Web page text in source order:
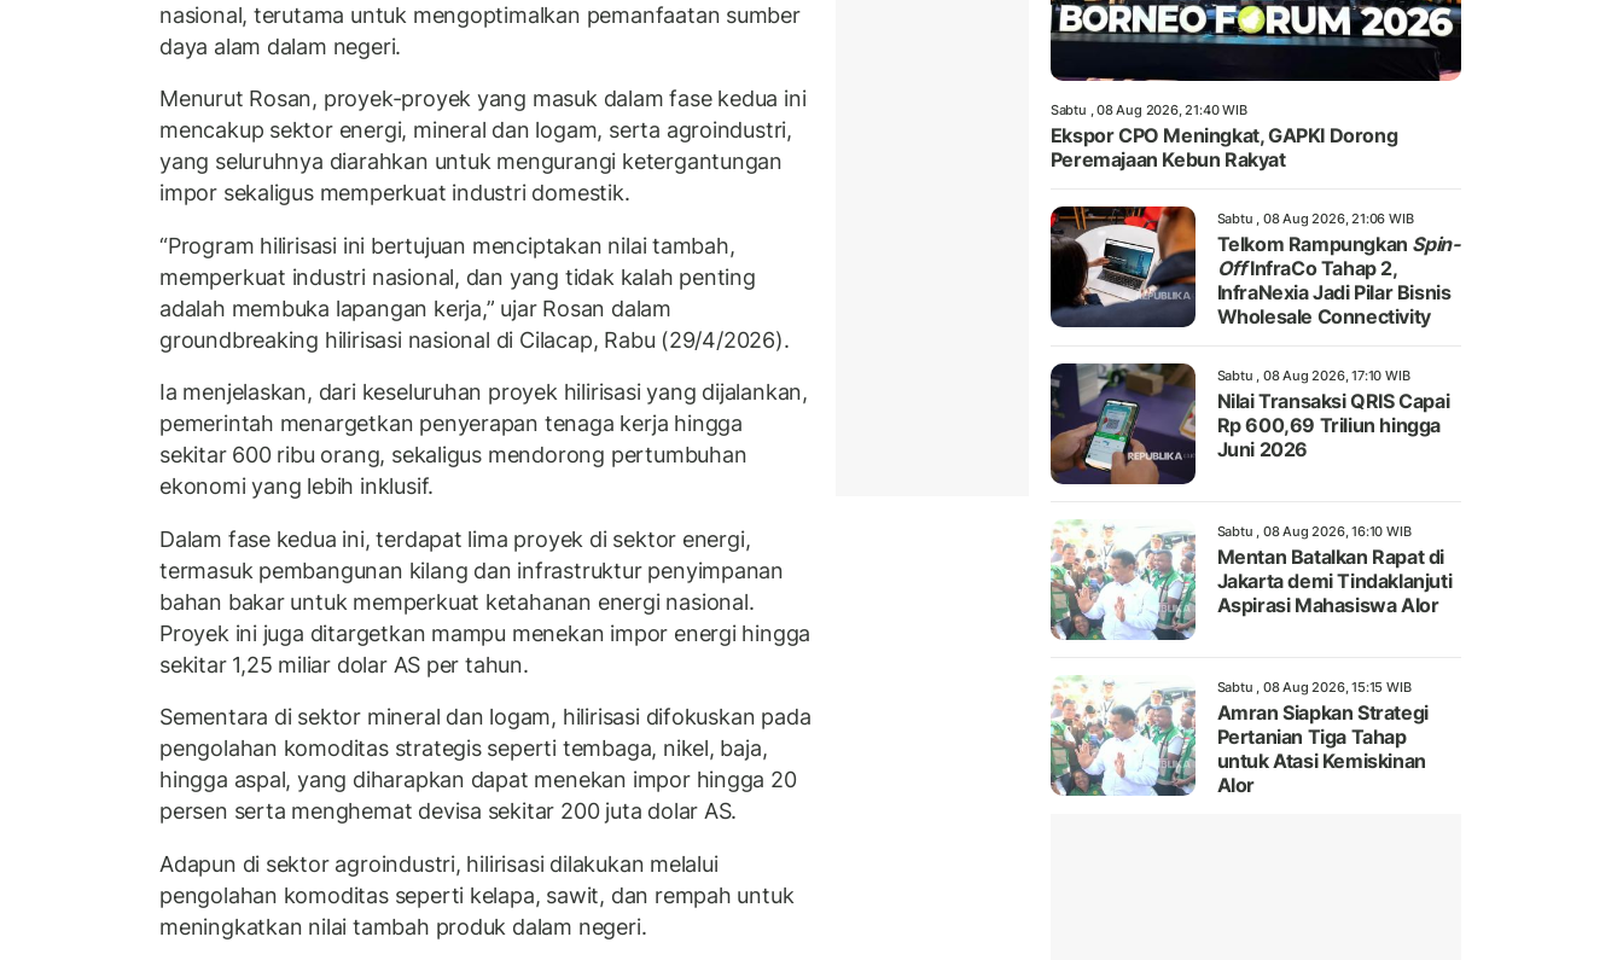
nasional, terutama untuk mengoptimalkan pemanfaatan sumber
daya alam dalam negeri.
Menurut Rosan, proyek-proyek yang masuk dalam fase kedua ini
mencakup sektor energi, mineral dan logam, serta agroindustri,
yang seluruhnya diarahkan untuk mengurangi ketergantungan
impor sekaligus memperkuat industri domestik.
“Program hilirisasi ini bertujuan menciptakan nilai tambah,
memperkuat industri nasional, dan yang tidak kalah penting
adalah membuka lapangan kerja,” ujar Rosan dalam
groundbreaking hilirisasi nasional di Cilacap, Rabu (29/4/2026).
Ia menjelaskan, dari keseluruhan proyek hilirisasi yang dijalankan,
pemerintah menargetkan penyerapan tenaga kerja hingga
sekitar 600 ribu orang, sekaligus mendorong pertumbuhan
ekonomi yang lebih inklusif.
Dalam fase kedua ini, terdapat lima proyek di sektor energi,
termasuk pembangunan kilang dan infrastruktur penyimpanan
bahan bakar untuk memperkuat ketahanan energi nasional.
Proyek ini juga ditargetkan mampu menekan impor energi hingga
sekitar 1,25 miliar dolar AS per tahun.
Sementara di sektor mineral dan logam, hilirisasi difokuskan pada
pengolahan komoditas strategis seperti tembaga, nikel, baja,
hingga aspal, yang diharapkan dapat menekan impor hingga 20
persen serta menghemat devisa sekitar 200 juta dolar AS.
Adapun di sektor agroindustri, hilirisasi dilakukan melalui
pengolahan komoditas seperti kelapa, sawit, dan rempah untuk
meningkatkan nilai tambah produk dalam negeri.
Sabtu , 08 Aug 2026, 21:40 WIB
Ekspor CPO Meningkat, GAPKI Dorong
Peremajaan Kebun Rakyat
Sabtu , 08 Aug 2026, 21:06 WIB
Telkom Rampungkan Spin-
OffInfraCo Tahap 2,
InfraNexia Jadi Pilar Bisnis
Wholesale Connectivity
Sabtu , 08 Aug 2026, 17:10 WIB
Nilai Transaksi QRIS Capai
Rp 600,69 Triliun hingga
Juni 2026
Sabtu , 08 Aug 2026, 16:10 WIB
Mentan Batalkan Rapat di
Jakarta demi Tindaklanjuti
Aspirasi Mahasiswa Alor
Sabtu , 08 Aug 2026, 15:15 WIB
Amran Siapkan Strategi
Pertanian Tiga Tahap
untuk Atasi Kemiskinan
Alor